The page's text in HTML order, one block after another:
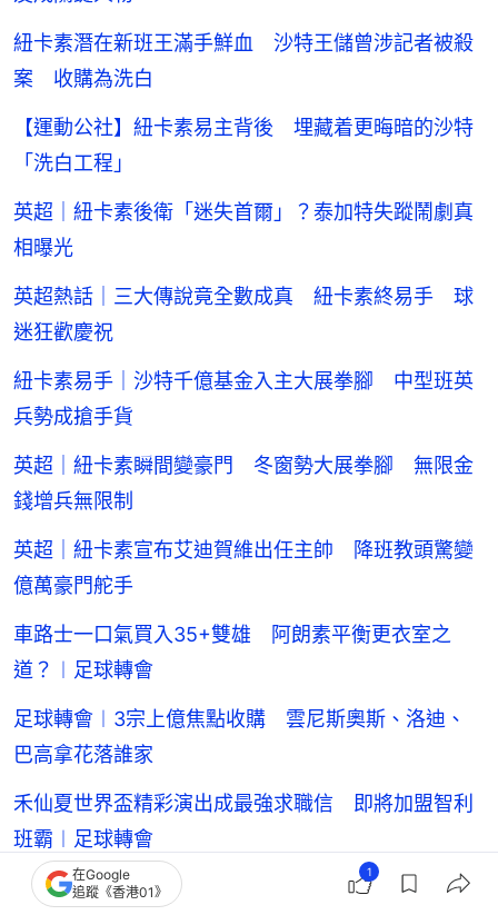
紐卡素潛在新班王滿手鮮血 沙特王儲曾涉記者被殺
案 收購為洗白
【運動公社】紐卡素易主背後 埋藏着更晦暗的沙特
「洗白工程」
英超｜紐卡素後衛「迷失首爾」？泰加特失蹤鬧劇真
相曝光
英超熱話｜三大傳說竟全數成真 紐卡素終易手 球
迷狂歡慶祝
紐卡素易手｜沙特千億基金入主大展拳腳 中型班英
兵勢成搶手貨
英超｜紐卡素瞬間變豪門 冬窗勢大展拳腳 無限金
錢增兵無限制
英超｜紐卡素宣布艾迪賀維出任主帥 降班教頭驚變
億萬豪門舵手
車路士一口氣買入35+雙雄 阿朗素平衡更衣室之
道？︱足球轉會
足球轉會︱3宗上億焦點收購 雲尼斯奧斯、洛迪、
巴高拿花落誰家
禾仙夏世界盃精彩演出成最強求職信 即將加盟智利
班霸︱足球轉會
足球轉會｜韓國中場李剛仁3500萬歐元加盟馬體會
在Google
追蹤《香港01》
1